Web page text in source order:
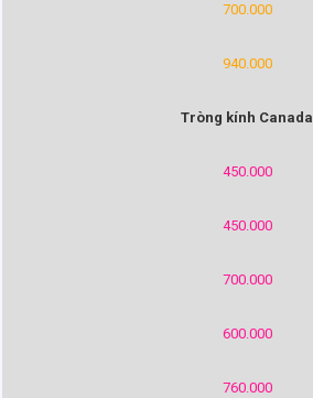
700.000
940.000
Tròng kính Canada
450.000
450.000
700.000
600.000
760.000